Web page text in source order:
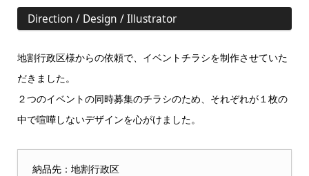
Direction / Design / Illustrator
地割行政区様からの依頼で、イベントチラシを制作させていた
だきました。
２つのイベントの同時募集のチラシのため、それぞれが１枚の
中で喧嘩しないデザインを心がけました。
納品先：地割行政区